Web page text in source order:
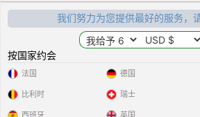
我们努力为您提供最好的服务，
按国家约会
法国
比利时
西班牙
德国
瑞士
英国